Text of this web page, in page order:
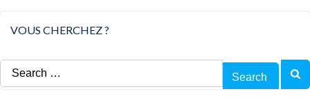
VOUS CHERCHEZ ?
Search
for: